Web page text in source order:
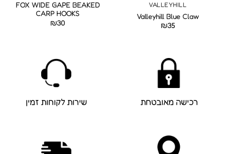
VALLEYHILL
Valleyhill Blue Claw
₪35
FOX WIDE GAPE BEAKED
CARP HOOKS
₪30
רכישה מאובטחת שירות לקוחות זמין